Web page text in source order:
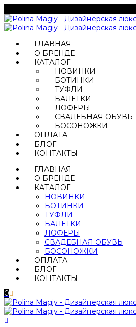
ГЛАВНАЯ
О БРЕНДЕ
КАТАЛОГ
НОВИНКИ
БОТИНКИ
ТУФЛИ
БАЛЕТКИ
ЛОФЕРЫ
СВАДЕБНАЯ ОБУВЬ
БОСОНОЖКИ
ОПЛАТА
БЛОГ
КОНТАКТЫ
ГЛАВНАЯ
О БРЕНДЕ
КАТАЛОГ
НОВИНКИ
БОТИНКИ
ТУФЛИ
БАЛЕТКИ
ЛОФЕРЫ
СВАДЕБНАЯ ОБУВЬ
БОСОНОЖКИ
ОПЛАТА
БЛОГ
КОНТАКТЫ
0